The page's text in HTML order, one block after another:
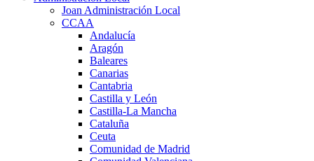
Joan Administración Local
CCAA
Andalucía
Aragón
Baleares
Canarias
Cantabria
Castilla y León
Castilla-La Mancha
Cataluña
Ceuta
Comunidad de Madrid